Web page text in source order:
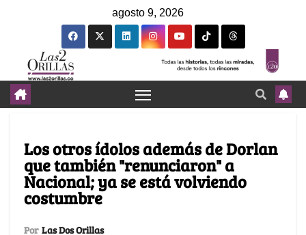
agosto 9, 2026
Los otros ídolos además de Dorlan
que también "renunciaron" a
Nacional; ya se está volviendo
costumbre
Por Las Dos Orillas